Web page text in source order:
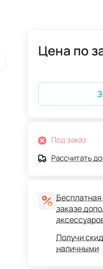
Цена по
Под заказ
Рассчитать
заказе
Получи
наличными